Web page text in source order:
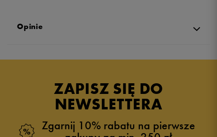
Opinie
5.0
zebranych i zweryfikowanych przez
ZAPISZ SIĘ DO
NEWSLETTERA
Zgarnij 10% rabatu na pierwsze